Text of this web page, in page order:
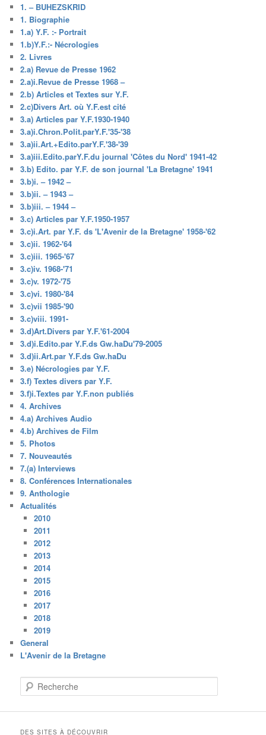
1. – BUHEZSKRID
1. Biographie
1.a) Y.F. :- Portrait
1.b)Y.F.:- Nécrologies
2. Livres
2.a) Revue de Presse 1962
2.a)i.Revue de Presse 1968 –
2.b) Articles et Textes sur Y.F.
2.c)Divers Art. où Y.F.est cité
3.a) Articles par Y.F.1930-1940
3.a)i.Chron.Polit.parY.F.'35-'38
3.a)ii.Art.+Edito.parY.F.'38-'39
3.a)iii.Edito.parY.F.du journal 'Côtes du Nord' 1941-42
3.b) Edito. par Y.F. de son journal 'La Bretagne' 1941
3.b)i. – 1942 –
3.b)ii. – 1943 –
3.b)iii. – 1944 –
3.c) Articles par Y.F.1950-1957
3.c)i.Art. par Y.F. ds 'L'Avenir de la Bretagne' 1958-'62
3.c)ii. 1962-'64
3.c)iii. 1965-'67
3.c)iv. 1968-'71
3.c)v. 1972-'75
3.c)vi. 1980-'84
3.c)vii 1985-'90
3.c)viii. 1991-
3.d)Art.Divers par Y.F.'61-2004
3.d)i.Edito.par Y.F.ds Gw.haDu'79-2005
3.d)ii.Art.par Y.F.ds Gw.haDu
3.e) Nécrologies par Y.F.
3.f) Textes divers par Y.F.
3.f)i.Textes par Y.F.non publiés
4. Archives
4.a) Archives Audio
4.b) Archives de Film
5. Photos
7. Nouveautés
7.(a) Interviews
8. Conférences Internationales
9. Anthologie
Actualités
2010
2011
2012
2013
2014
2015
2016
2017
2018
2019
General
L'Avenir de la Bretagne
e
e
DES SITES À DÉCOUVRIR